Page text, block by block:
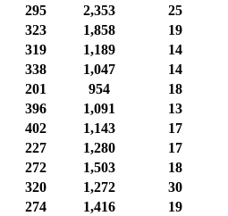
295 2,353
25
323 1,858
19
319 1,189
14
338 1,047
14
201 954
18
396 1,091
13
402 1,143
17
227 1,280
17
272 1,503
18
320 1,272
30
274 1,416
19